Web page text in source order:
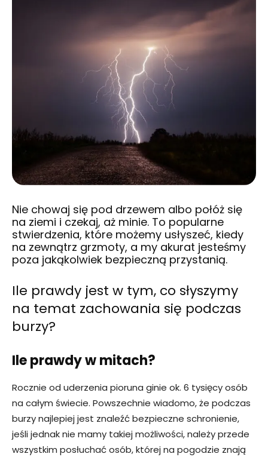
Nie chowaj się pod drzewem albo połóż się
na ziemi i czekaj, aż minie. To popularne
stwierdzenia, które możemy usłyszeć, kiedy
na zewnątrz grzmoty, a my akurat jesteśmy
poza jakąkolwiek bezpieczną przystanią.
Ile prawdy jest w tym, co słyszymy
na temat zachowania się podczas
burzy?
Ile prawdy w mitach?
Rocznie od uderzenia pioruna ginie ok. 6 tysięcy osób
na całym świecie. Powszechnie wiadomo, że podczas
burzy najlepiej jest znaleźć bezpieczne schronienie,
jeśli jednak nie mamy takiej możliwości, należy przede
wszystkim posłuchać osób, której na pogodzie znają